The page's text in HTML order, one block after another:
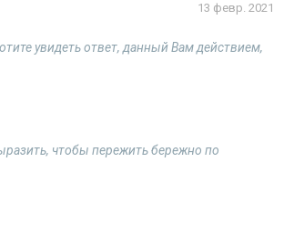
13 февр. 2021
увидеть ответ, данный Вам действием,
чтобы пережить бережно по